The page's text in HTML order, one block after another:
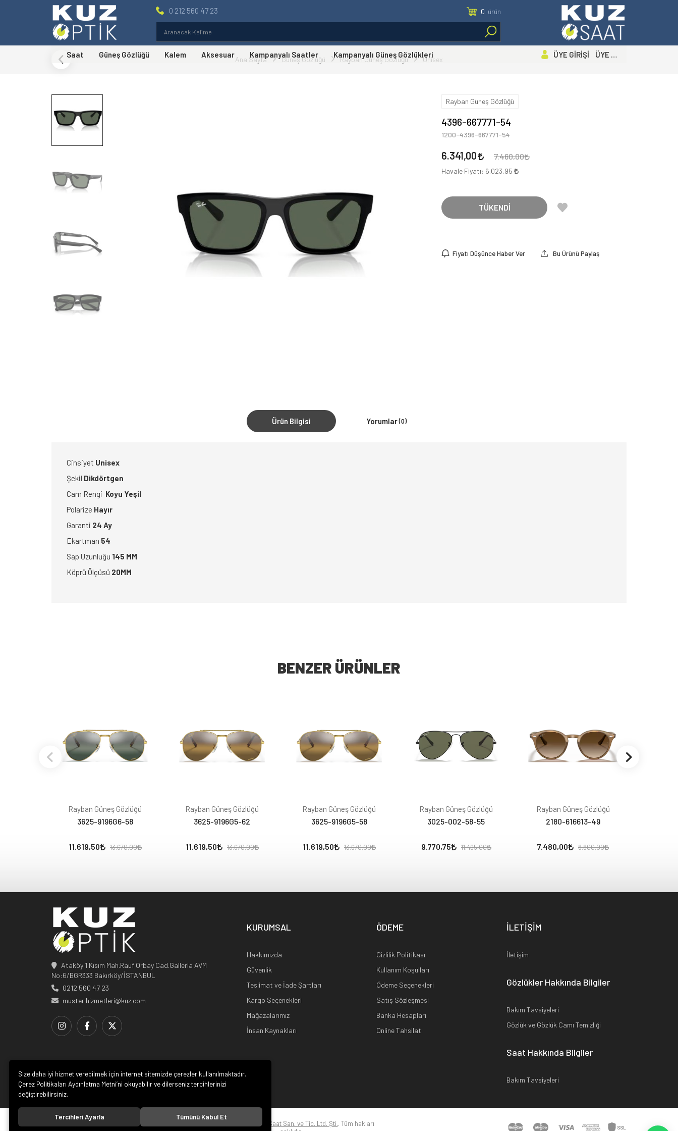
0 212 560 47 23 0 ürün
Saat Güneş Gözlüğü Kalem Aksesuar Kampanyalı Saatler Kampanyalı Güneş Gözlükleri ÜYE GİRİŞİ ÜYE OL
Ana Sayfa Güneş Gözlüğü Rayban Güneş Gözlüğü Unisex
Rayban Güneş Gözlüğü
4396-667771-54
1200-4396-667771-54
6.341,00 7.460,00
Havale Fiyatı: 6.023,95
TÜKENDİ
Fiyatı Düşünce Haber Ver Bu Ürünü Paylaş
Ürün Bilgisi Yorumlar(0)
Cinsiyet Unisex
Şekil Dikdörtgen
Cam Rengi Koyu Yeşil
Polarize Hayır
Garanti 24 Ay
Ekartman 54
Sap Uzunluğu 145 MM
Köprü Ölçüsü 20MM
BENZER ÜRÜNLER
Rayban Güneş Gözlüğü
3625-9196G6-58
11.619,50 13.670,00
Rayban Güneş Gözlüğü
3625-9196G5-62
11.619,50 13.670,00
Rayban Güneş Gözlüğü
3625-9196G5-58
11.619,50 13.670,00
Rayban Güneş Gözlüğü
3025-002-58-55
9.770,75 11.495,00
Rayban Güneş Gözlüğü
2180-616613-49
7.480,00 8.800,00
Ataköy 1.Kısım Mah.Rauf Orbay Cad.Galleria AVM
No:6/BGR333 Bakırköy/İSTANBUL
0212 560 47 23
musterihizmetleri@kuz.com
KURUMSAL
Hakkımızda
Güvenlik
Teslimat ve İade Şartları
Kargo Seçenekleri
Mağazalarımız
İnsan Kaynakları
ÖDEME
Gizlilik Politikası
Kullanım Koşulları
Ödeme Seçenekleri
Satış Sözleşmesi
Banka Hesapları
Online Tahsilat
İLETİŞİM
İletişim
Gözlükler Hakkında Bilgiler
Bakım Tavsiyeleri
Gözlük ve Gözlük Camı Temizliği
Saat Hakkında Bilgiler
Bakım Tavsiyeleri
Kuz Optik ve Saat San. ve Tic. Ltd. Şti.. Tüm hakları
Size daha iyi hizmet verebilmek için internet sitemizde çerezler kullanılmaktadır.
Çerez Politikaları Aydınlatma Metni’ni okuyabilir ve dilerseniz tercihlerinizi
değiştirebilirsiniz.
Tercihleri Ayarla Tümünü Kabul Et